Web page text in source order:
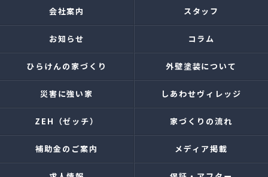
会社案内 スタッフ
お知らせ コラム
ひらけんの家づくり 外壁塗装について
災害に強い家 しあわせヴィレッジ
ZEH（ゼッチ） 家づくりの流れ
補助金のご案内 メディア掲載